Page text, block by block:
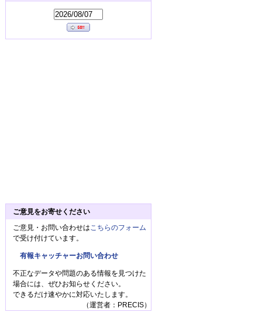
ご意見をお寄せください
ご意見・お問い合わせは こちらのフォーム
で受け付けています。
有報キャッチャーお問い合わせ
不正なデータや問題のある情報を見つけた
場合には、ぜひお知らせください。
できるだけ速やかに対応いたします。
（運営者：PRECIS）